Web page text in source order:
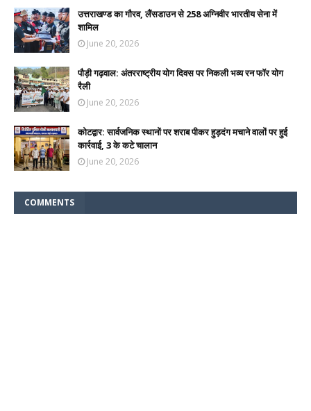
उत्तराखण्ड का गौरव, लैंसडाउन से 258 अग्निवीर भारतीय सेना में
शामिल
June 20, 2026
पौड़ी गढ़वाल: अंतरराष्ट्रीय योग दिवस पर निकली भव्य रन फॉर योग
रैली
June 20, 2026
कोटद्वार: सार्वजनिक स्थानों पर शराब पीकर हुड़दंग मचाने वालों पर हुई
कार्रवाई, 3 के कटे चालान
June 20, 2026
COMMENTS